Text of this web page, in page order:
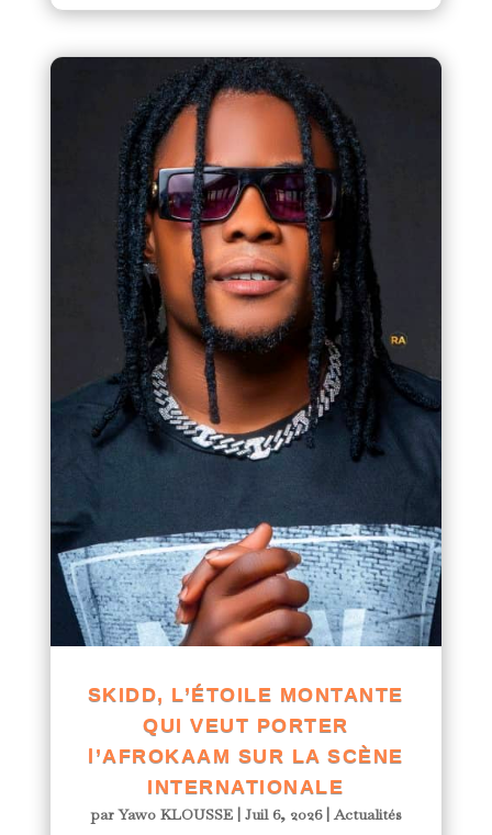
SKIDD, L’ÉTOILE MONTANTE
QUI VEUT PORTER
l’AFROKAAM SUR LA SCÈNE
INTERNATIONALE
parYawo KLOUSSE| Juil 6, 2026|Actualités